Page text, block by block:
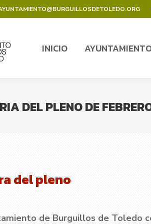
INICIO
DEL PLENO DE
del pleno
de Burguillos de Toledo
INICIO